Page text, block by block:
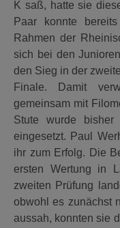
K saß, hatte sie
Paar konnte
Rahmen der
sich bei den
den Sieg in der
Finale. Damit
gemeinsam mit
Stute wurde
eingesetzt. Paul
ihr zum Erfolg. Die
ersten Wertung in
zweiten Prüfung
obwohl es zunächst
aussah, konnten sie